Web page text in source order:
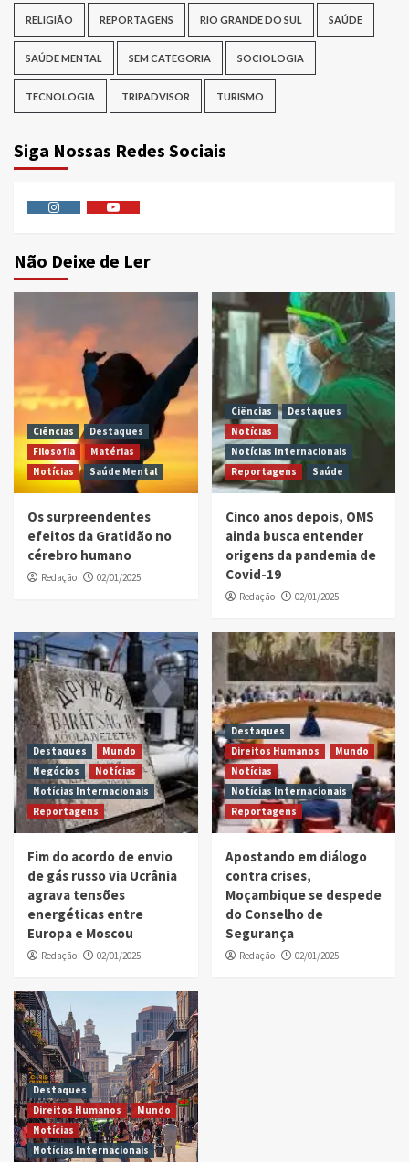
RELIGIÃO REPORTAGENS RIO GRANDE DO SUL SAÚDE
SAÚDE MENTAL SEM CATEGORIA SOCIOLOGIA
TECNOLOGIA TRIPADVISOR TURISMO
Siga Nossas Redes Sociais
Não Deixe de Ler
Ciências
Destaques
Filosofia
Matérias
Notícias
Saúde Mental
Os surpreendentes
efeitos da Gratidão no
cérebro humano
Redação 02/01/2025
Ciências
Destaques
Notícias
Notícias Internacionais
Reportagens
Saúde
Cinco anos depois, OMS
ainda busca entender
origens da pandemia de
Covid-19
Redação 02/01/2025
Destaques
Mundo
Negócios
Notícias
Notícias Internacionais
Reportagens
Fim do acordo de envio
de gás russo via Ucrânia
agrava tensões
energéticas entre
Europa e Moscou
Redação 02/01/2025
Destaques
Direitos Humanos
Mundo
Notícias
Notícias Internacionais
Reportagens
Apostando em diálogo
contra crises,
Moçambique se despede
do Conselho de
Segurança
Redação 02/01/2025
Destaques
Direitos Humanos
Mundo
Notícias
Notícias Internacionais